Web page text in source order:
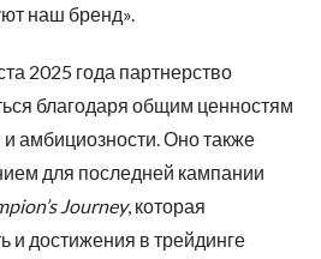
наш бренд».
2025 года партнерство
благодаря общим ценностям
и амбициозности. Оно также
для последней кампании
Journey, которая
и достижения в трейдинге